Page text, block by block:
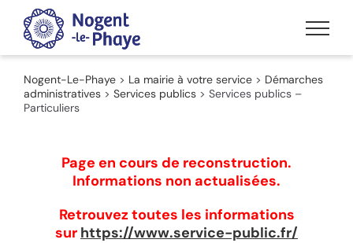
Passer
contenu
Nogent-Le-Phaye > La mairie à votre service > Démarches
administratives > Services publics > Services publics –
Particuliers
Page en cours de reconstruction.
Informations non actualisées.
Retrouvez toutes les informations
sur https://www.service-public.fr/